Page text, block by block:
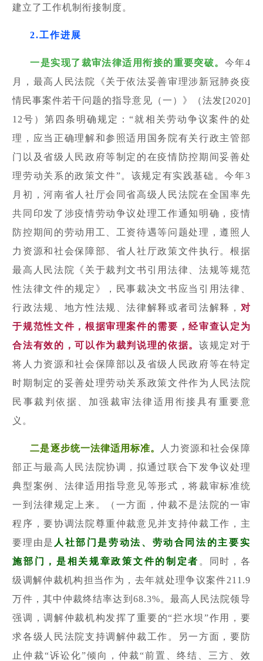
建立了工作机制衔接制度。
2.工作进展
一是实现了裁审法律适用衔接的重要突破。 今年4
月，最高人民法院《关于依法妥善审理涉新冠肺炎疫
情民事案件若干问题的指导意见（一）》（法发[2020]
12号）第四条明确规定：“就相关劳动争议案件的处
理，应当正确理解和参照适用国务院有关行政主管部
门以及省级人民政府等制定的在疫情防控期间妥善处
理劳动关系的政策文件”。该规定有实践基础。今年3
月初，河南省人社厅会同省高级人民法院在全国率先
共同印发了涉疫情劳动争议处理工作通知明确，疫情
防控期间的劳动用工、工资待遇等问题处理，遵照人
力资源和社会保障部、省人社厅政策文件执行。根据
最高人民法院《关于裁判文书引用法律、法规等规范
性法律文件的规定》，民事裁决文书应当引用法律、
行政法规、地方性法规、法律解释或者司法解释， 对
于规范性文件，根据审理案件的需要，经审查认定为
合法有效的，可以作为裁判说理的依据。 该规定对于
将人力资源和社会保障部以及省级人民政府等在特定
时期制定的妥善处理劳动关系政策文件作为人民法院
民事裁判依据、加强裁审法律适用衔接具有重要意
义。
二是逐步统一法律适用标准。
人力资源和社会保障
部正与最高人民法院协调，拟通过联合下发争议处理
典型案例、法律适用指导意见等形式，将裁审标准统
一到法律规定上来。（一方面，仲裁不是法院的一审
程序，要协调法院尊重仲裁意见并支持仲裁工作，主
要理由是 人社部门是劳动法、劳动合同法的主要实
施部门，是相关规章政策文件的制定者 。同时，各
级调解仲裁机构担当作为，去年就处理争议案件211.9
万件，其中仲裁终结率达到68.3%。最高人民法院领导
强调，调解仲裁机构发挥了重要的“拦水坝”作用，要
求各级人民法院支持调解仲裁工作。另一方面，要防
止仲裁“诉讼化”倾向，仲裁“前置、终结、三方、效